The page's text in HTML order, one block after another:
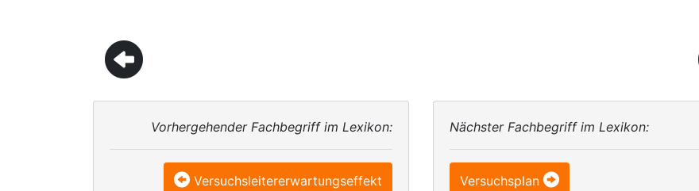
Vorhergehender Fachbegriff im Lexikon:
Versuchsleitererwartungseffekt
Nächster Fachbegriff im Lexikon:
Versuchsplan